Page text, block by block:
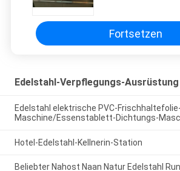
Fortsetzen
Edelstahl-Verpflegungs-Ausrüstung
Edelstahl elektrische PVC-
Maschine/Essenstablett-Dichtungs-
Hotel-Edelstahl-Kellnerin-Station
Beliebter Nahost Naan Natur Edelstahl